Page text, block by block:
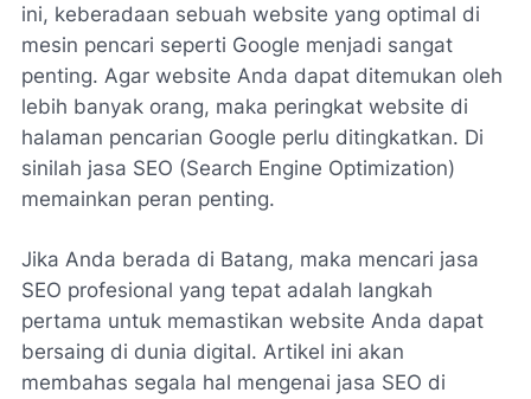
ini, keberadaan sebuah website yang optimal di
mesin pencari seperti Google menjadi sangat
penting. Agar website Anda dapat ditemukan oleh
lebih banyak orang, maka peringkat website di
halaman pencarian Google perlu ditingkatkan. Di
sinilah jasa SEO (Search Engine Optimization)
memainkan peran penting.
Jika Anda berada di Batang, maka mencari jasa
SEO profesional yang tepat adalah langkah
pertama untuk memastikan website Anda dapat
bersaing di dunia digital. Artikel ini akan
membahas segala hal mengenai jasa SEO di